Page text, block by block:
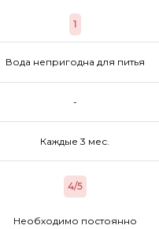
1
Вода непригодна для питья
-
Каждые 3 мес.
4/5
Необходимо постоянно